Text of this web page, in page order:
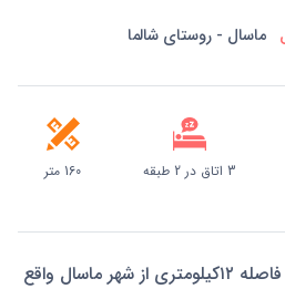
ماسال - روستای شالما
3 اتاق در 2 طبقه 160 متر
این ویلا در روستای شالما در فاصله ۱۲کیلومتری از شهر ماسال واقع